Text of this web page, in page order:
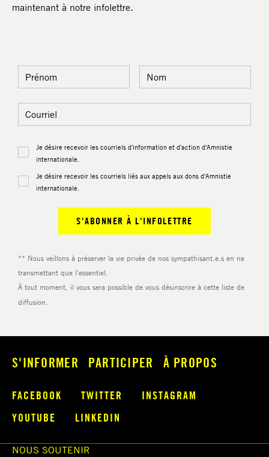
maintenant à notre infolettre.
S'INFORMER PARTICIPER À PROPOS
FACEBOOK TWITTER
INSTAGRAM
YOUTUBE
LINKEDIN
NOUS SOUTENIR